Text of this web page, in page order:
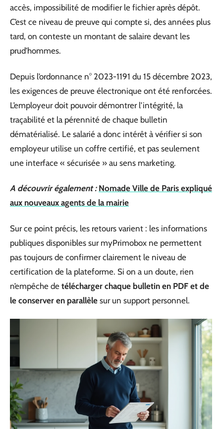
accès, impossibilité de modifier le fichier après dépôt.
C’est ce niveau de preuve qui compte si, des années plus
tard, on conteste un montant de salaire devant les
prud’hommes.
Depuis l’ordonnance n° 2023-1191 du 15 décembre 2023,
les exigences de preuve électronique ont été renforcées.
L’employeur doit pouvoir démontrer l’intégrité, la
traçabilité et la pérennité de chaque bulletin
dématérialisé. Le salarié a donc intérêt à vérifier si son
employeur utilise un coffre certifié, et pas seulement
une interface « sécurisée » au sens marketing.
A découvrir également : Nomade Ville de Paris expliqué
aux nouveaux agents de la mairie
Sur ce point précis, les retours varient : les informations
publiques disponibles sur myPrimobox ne permettent
pas toujours de confirmer clairement le niveau de
certification de la plateforme. Si on a un doute, rien
n’empêche de télécharger chaque bulletin en PDF et de
le conserver en parallèle sur un support personnel.